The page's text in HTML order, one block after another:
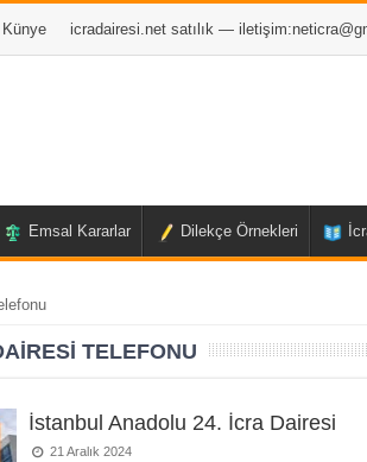
Künye icradairesi.net satılık — iletişim:
Emsal Kararlar Dilekçe Örnekleri
TELEFONU
İstanbul Anadolu 24. İcra Dairesi
21 Aralık 2024